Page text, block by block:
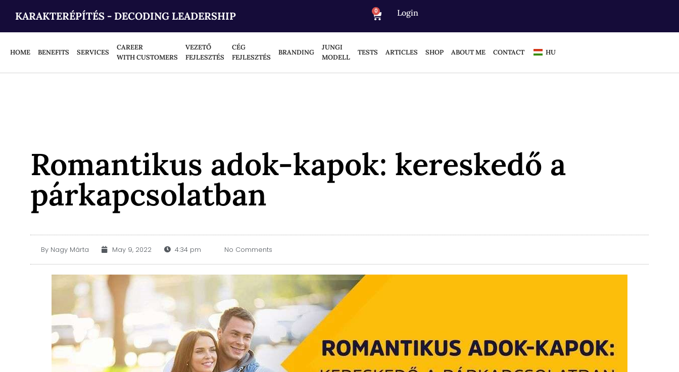
KARAKTERÉPÍTÉS - DECODING LEADERSHIP 0 Login
HOME BENEFITS SERVICES
CAREER
WITH CUSTOMERS
VEZETŐ
FEJLESZTÉS
CÉG
FEJLESZTÉS
BRANDING
JUNGI
MODELL
TESTS ARTICLES SHOP ABOUT ME CONTACT HU
Romantikus adok-kapok: kereskedő a
párkapcsolatban
By Nagy Márta May 9, 2022 4:34 pm No Comments